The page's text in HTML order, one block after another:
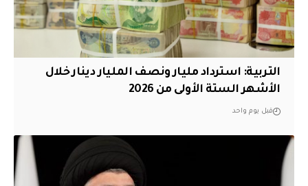
التربية: استرداد مليار ونصف المليار دينار خلال
الأشهر الستة الأولى من 2026
قبل يوم واحد